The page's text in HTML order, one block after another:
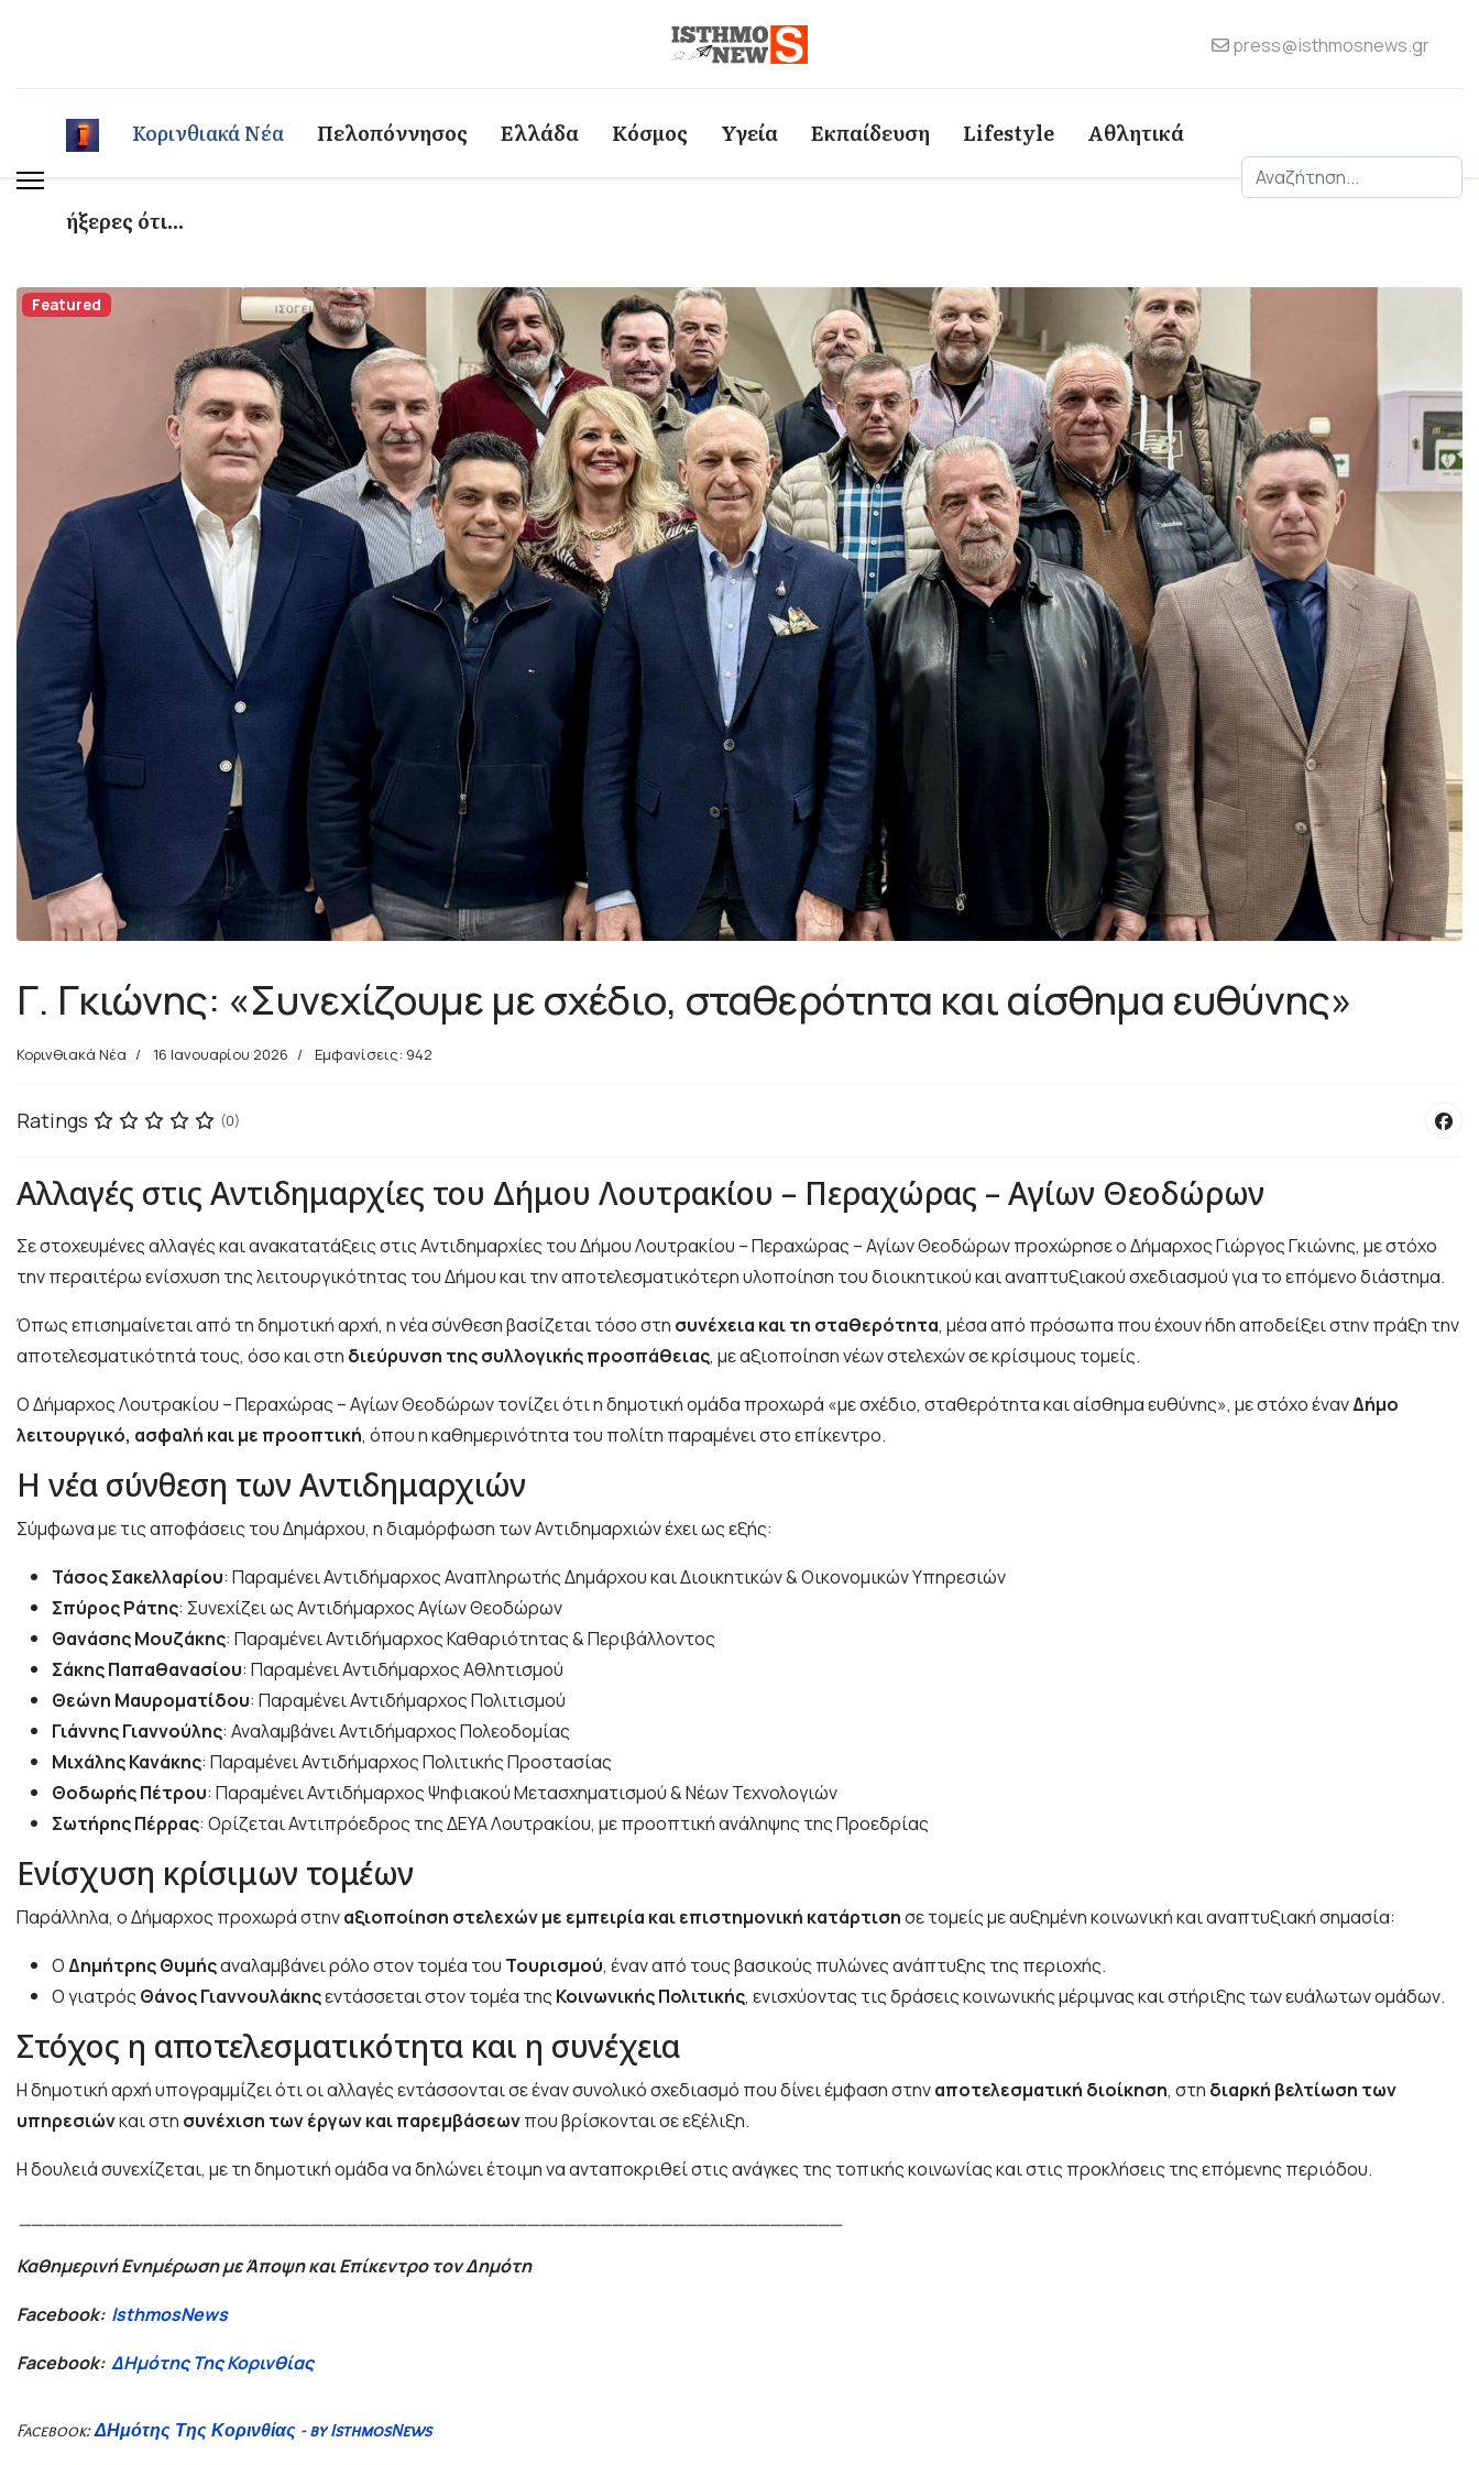
press@isthmosnews.gr
Κορινθιακά Νέα Πελοπόννησος Ελλάδα Κόσμος Υγεία Εκπαίδευση Lifestyle Αθλητικά
ήξερες ότι...
Αναζήτηση
Featured
Γ. Γκιώνης: «Συνεχίζουμε με σχέδιο, σταθερότητα και αίσθημα ευθύνης»
Κορινθιακά Νέα 16 Ιανουαρίου 2026 Εμφανίσεις: 942
Ratings (0)
Αλλαγές στις Αντιδημαρχίες του Δήμου Λουτρακίου – Περαχώρας – Αγίων Θεοδώρων
Σε στοχευμένες αλλαγές και ανακατατάξεις στις Αντιδημαρχίες του Δήμου Λουτρακίου – Περαχώρας – Αγίων Θεοδώρων προχώρησε ο Δήμαρχος Γιώργος Γκιώνης, με στόχο
την περαιτέρω ενίσχυση της λειτουργικότητας του Δήμου και την αποτελεσματικότερη υλοποίηση του διοικητικού και αναπτυξιακού σχεδιασμού για το επόμενο διάστημα.
Όπως επισημαίνεται από τη δημοτική αρχή, η νέα σύνθεση βασίζεται τόσο στη συνέχεια και τη σταθερότητα, μέσα από πρόσωπα που έχουν ήδη αποδείξει στην πράξη την
αποτελεσματικότητά τους, όσο και στη διεύρυνση της συλλογικής προσπάθειας, με αξιοποίηση νέων στελεχών σε κρίσιμους τομείς.
Ο Δήμαρχος Λουτρακίου – Περαχώρας – Αγίων Θεοδώρων τονίζει ότι η δημοτική ομάδα προχωρά «με σχέδιο, σταθερότητα και αίσθημα ευθύνης», με στόχο ένανΔήμο
λειτουργικό, ασφαλή και με προοπτική, όπου η καθημερινότητα του πολίτη παραμένει στο επίκεντρο.
Η νέα σύνθεση των Αντιδημαρχιών
Σύμφωνα με τις αποφάσεις του Δημάρχου, η διαμόρφωση των Αντιδημαρχιών έχει ως εξής:
Τάσος Σακελλαρίου: Παραμένει Αντιδήμαρχος Αναπληρωτής Δημάρχου και Διοικητικών & Οικονομικών Υπηρεσιών
Σπύρος Ράτης: Συνεχίζει ως Αντιδήμαρχος Αγίων Θεοδώρων
Θανάσης Μουζάκης: Παραμένει Αντιδήμαρχος Καθαριότητας & Περιβάλλοντος
Σάκης Παπαθανασίου: Παραμένει Αντιδήμαρχος Αθλητισμού
Θεώνη Μαυροματίδου: Παραμένει Αντιδήμαρχος Πολιτισμού
Γιάννης Γιαννούλης: Αναλαμβάνει Αντιδήμαρχος Πολεοδομίας
Μιχάλης Κανάκης: Παραμένει Αντιδήμαρχος Πολιτικής Προστασίας
Θοδωρής Πέτρου: Παραμένει Αντιδήμαρχος Ψηφιακού Μετασχηματισμού & Νέων Τεχνολογιών
Σωτήρης Πέρρας: Ορίζεται Αντιπρόεδρος της ΔΕΥΑ Λουτρακίου, με προοπτική ανάληψης της Προεδρίας
Ενίσχυση κρίσιμων τομέων
Παράλληλα, ο Δήμαρχος προχωρά στηναξιοποίηση στελεχών με εμπειρία και επιστημονική κατάρτισησε τομείς με αυξημένη κοινωνική και αναπτυξιακή σημασία:
ΟΔημήτρης Θυμήςαναλαμβάνει ρόλο στον τομέα του Τουρισμού, έναν από τους βασικούς πυλώνες ανάπτυξης της περιοχής.
Ο γιατρός Θάνος Γιαννουλάκηςεντάσσεται στον τομέα της Κοινωνικής Πολιτικής, ενισχύοντας τις δράσεις κοινωνικής μέριμνας και στήριξης των ευάλωτων ομάδων.
Στόχος η αποτελεσματικότητα και η συνέχεια
Η δημοτική αρχή υπογραμμίζει ότι οι αλλαγές εντάσσονται σε έναν συνολικό σχεδιασμό που δίνει έμφαση στηναποτελεσματική διοίκηση, στη διαρκή βελτίωση των
υπηρεσιώνκαι στη συνέχιση των έργων και παρεμβάσεωνπου βρίσκονται σε εξέλιξη.
Η δουλειά συνεχίζεται, με τη δημοτική ομάδα να δηλώνει έτοιμη να ανταποκριθεί στις ανάγκες της τοπικής κοινωνίας και στις προκλήσεις της επόμενης περιόδου.
Καθημερινή Ενημέρωση με Άποψη και Επίκεντρο τον Δημότη
Facebook: IsthmosNews
Facebook: ΔΗμότης Της Κορινθίας
Facebook:ΔΗμότης Της Κορινθίας - by IsthmosNews